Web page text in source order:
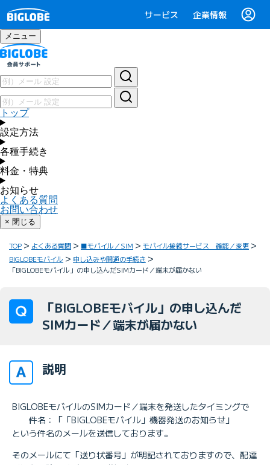
サービス 企業情報
メニュー
トップ
設定方法
各種手続き
料金・特典
お知らせ
よくある質問
お問い合わせ
× 閉じる
TOP よくある質問 ■モバイル／SIM
モバイル接続サービス 確認／変更
BIGLOBEモバイル
申し込みや開通の手続き
「BIGLOBEモバイル」の申し込んだSIMカード／端末が届かない
「BIGLOBEモバイル」の申し込んだ
SIMカード／端末が届かない
説明
BIGLOBEモバイルのSIMカード／端末を発送したタイミングで
件名：「「BIGLOBEモバイル」機器発送のお知らせ」
という件名のメールを送信しております。
そのメールにて「送り状番号」が明記されておりますので、配達